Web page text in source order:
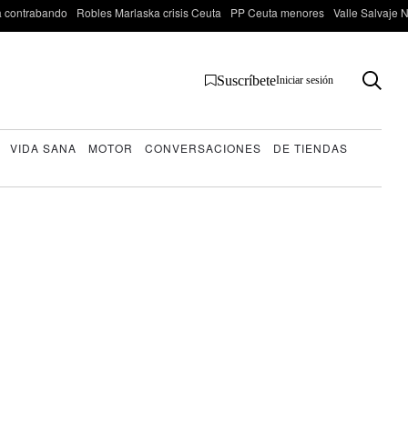
contrabando Robles Marlaska crisis Ceuta PP Ceuta menores Valle Salvaje
SuscríbeteIniciar sesión
VIDA SANA MOTOR CONVERSACIONES DE TIENDAS